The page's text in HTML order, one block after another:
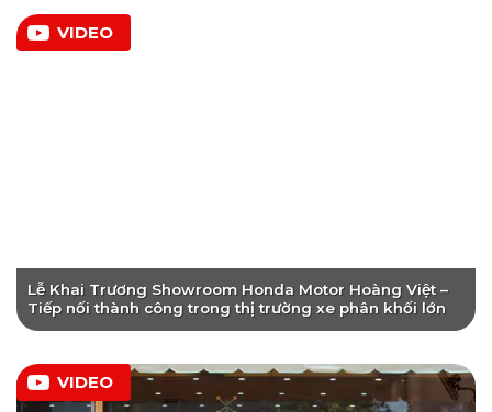
VIDEO
Lễ Khai Trương Showroom Honda Motor Hoàng Việt –
Tiếp nối thành công trong thị trường xe phân khối lớn
VIDEO